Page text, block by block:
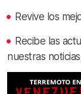
Revive los
Recibe las
nuestras